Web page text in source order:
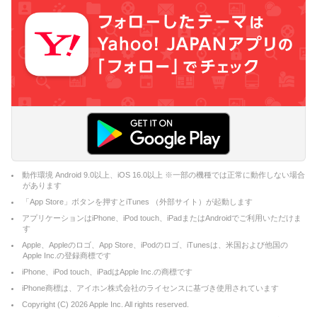
動作環境 Android 9.0以上、iOS 16.0以上 ※一部の機種では正常に動作しない場合
があります
「App Store」ボタンを押すとiTunes （外部サイト）が起動します
アプリケーションはiPhone、iPod touch、iPadまたはAndroidでご利用いただけま
す
Apple、Appleのロゴ、App Store、iPodのロゴ、iTunesは、米国および他国の
Apple Inc.の登録商標です
iPhone、iPod touch、iPadはApple Inc.の商標です
iPhone商標は、アイホン株式会社のライセンスに基づき使用されています
Copyright (C) 2026Apple Inc. All rights reserved.